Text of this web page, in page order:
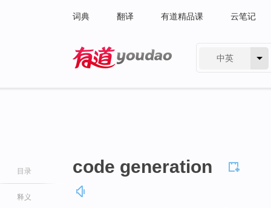
词典 翻译 有道精品课 云笔记
中英
目录
释义
code generation